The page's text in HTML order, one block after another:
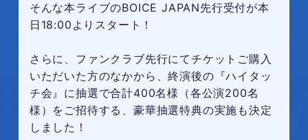
そんな本ライブのBOICE JAPAN先行受付が本
日18:00よりスタート！
さらに、ファンクラブ先行にてチケットご購入
いただいた方のなかから、終演後の『ハイタッ
チ会』に抽選で合計400名様（各公演200名
様）をご招待する、豪華抽選特典の実施も決定
しました！